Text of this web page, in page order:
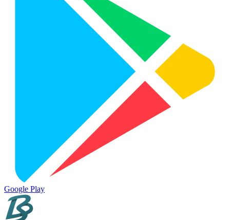
Google Play